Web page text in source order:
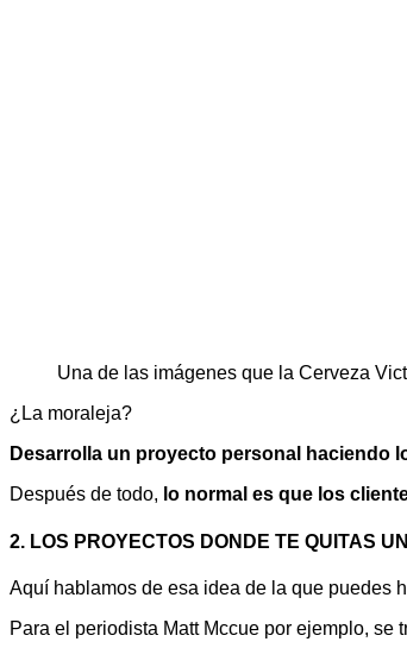
Una de las imágenes que la Cerveza
¿La moraleja?
Desarrolla un proyecto personal haciendo
Después de todo, lo normal es que los
2. LOS PROYECTOS DONDE TE QUITAS
Aquí hablamos de esa idea de la que puedes
Para el periodista Matt Mccue por ejemplo, se